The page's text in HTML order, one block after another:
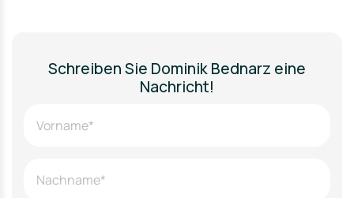
Schreiben Sie Dominik Bednarz eine
Nachricht!